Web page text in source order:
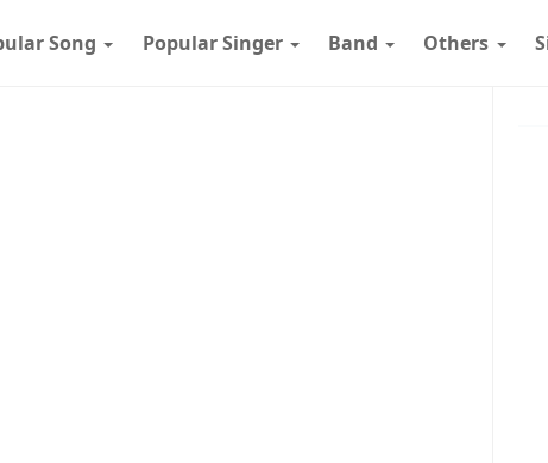
Song Popular Singer Band Others